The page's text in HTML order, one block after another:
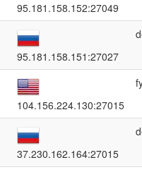
95.181.158.152:27049
95.181.158.151:27027
104.156.224.130:27015
37.230.162.164:27015